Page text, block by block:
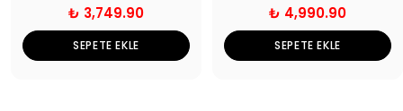
₺ 3,749.90
SEPETE EKLE
₺ 4,990.90
SEPETE EKLE